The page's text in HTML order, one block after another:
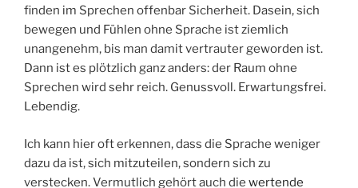
finden im Sprechen offenbar Sicherheit. Dasein, sich
bewegen und Fühlen ohne Sprache ist ziemlich
unangenehm, bis man damit vertrauter geworden ist.
Dann ist es plötzlich ganz anders: der Raum ohne
Sprechen wird sehr reich. Genussvoll. Erwartungsfrei.
Lebendig.
Ich kann hier oft erkennen, dass die Sprache weniger
dazu da ist, sich mitzuteilen, sondern sich zu
verstecken. Vermutlich gehört auch die wertende